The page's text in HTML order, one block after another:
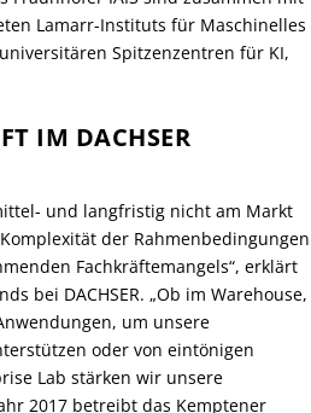
Lamarr-Instituts für Maschinelles
Spitzenzentren für KI,
IM DACHSER
und langfristig nicht am Markt
der Rahmenbedingungen
Fachkräftemangels“, erklärt
bei DACHSER. „Ob im Warehouse,
um unsere
oder von eintönigen
Lab stärken wir unsere
2017 betreibt das Kemptener